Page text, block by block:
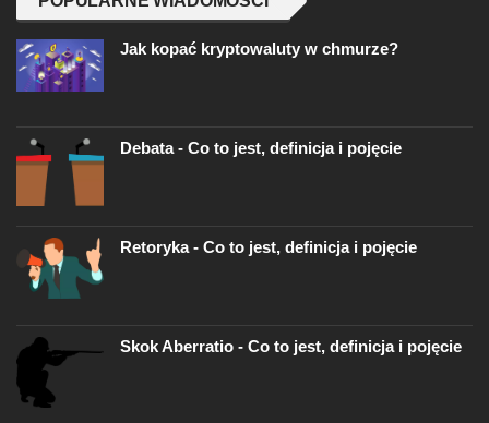
Jak kopać kryptowaluty w chmurze?
Debata - Co to jest, definicja i pojęcie
Retoryka - Co to jest, definicja i pojęcie
Skok Aberratio - Co to jest, definicja i pojęcie